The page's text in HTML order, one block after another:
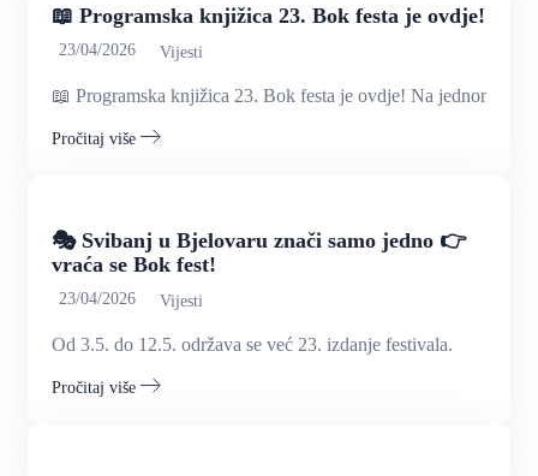
📖 Programska knjižica 23. Bok festa je ovdje!
23/04/2026 Vijesti
📖 Programska knjižica 23. Bok festa je ovdje! Na jednom.
Pročitaj više
🎭 Svibanj u Bjelovaru znači samo jedno 👉
vraća se Bok fest!
23/04/2026 Vijesti
Od 3.5. do 12.5. održava se već 23. izdanje festivala.
Pročitaj više